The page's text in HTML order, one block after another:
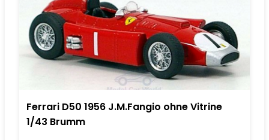
Ferrari D50 1956 J.M.Fangio ohne Vitrine
1/43 Brumm